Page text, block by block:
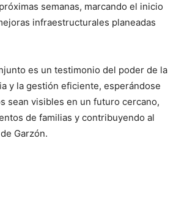
semanas, marcando el inicio
infraestructurales planeadas
es un testimonio del poder de la
y la gestión eficiente, esperándose
sean visibles en un futuro cercano,
de familias y contribuyendo al
Garzón.